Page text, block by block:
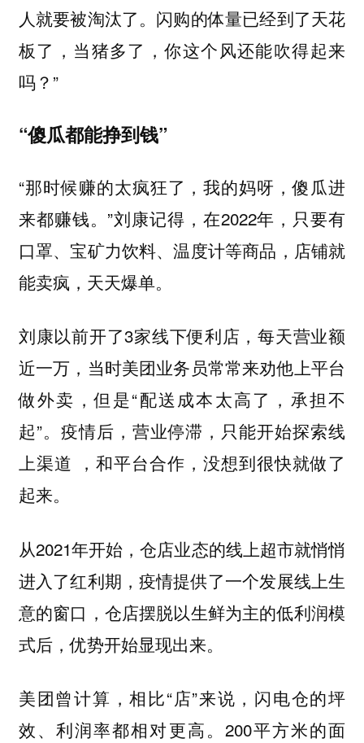
人就要被淘汰了。闪购的体量已经到了天花
板了，当猪多了，你这个风还能吹得起来
吗？”
“傻瓜都能挣到钱”
“那时候赚的太疯狂了，我的妈呀，傻瓜进
来都赚钱。”刘康记得，在2022年，只要有
口罩、宝矿力饮料、温度计等商品，店铺就
能卖疯，天天爆单。
刘康以前开了3家线下便利店，每天营业额
近一万，当时美团业务员常常来劝他上平台
做外卖，但是“配送成本太高了，承担不
起”。疫情后，营业停滞，只能开始探索线
上渠道 ，和平台合作，没想到很快就做了
起来。
从2021年开始，仓店业态的线上超市就悄悄
进入了红利期，疫情提供了一个发展线上生
意的窗口，仓店摆脱以生鲜为主的低利润模
式后，优势开始显现出来。
美团曾计算，相比“店”来说，闪电仓的坪
效、利润率都相对更高。200平方米的面